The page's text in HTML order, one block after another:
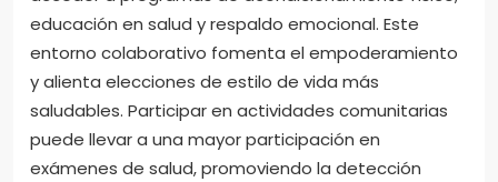
educación en salud y respaldo emocional. Este
entorno colaborativo fomenta el empoderamiento
y alienta elecciones de estilo de vida más
saludables. Participar en actividades comunitarias
puede llevar a una mayor participación en
exámenes de salud, promoviendo la detección